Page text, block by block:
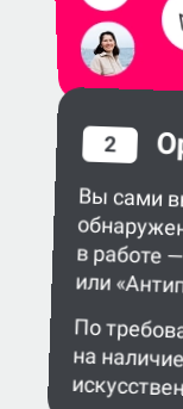
2
Вы сами
в работе —
или
По
на наличие